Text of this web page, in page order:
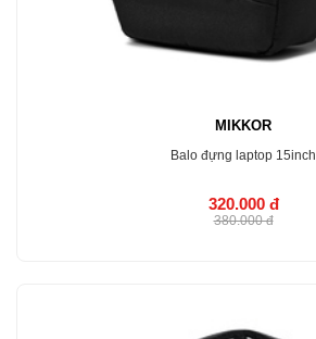
MIKKOR
Balo đựng laptop 15inch
320.000 đ
380.000 đ